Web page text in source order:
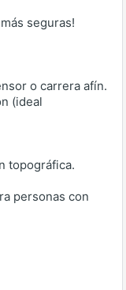
seguras!
o carrera afín.
(ideal
topográfica.
personas con